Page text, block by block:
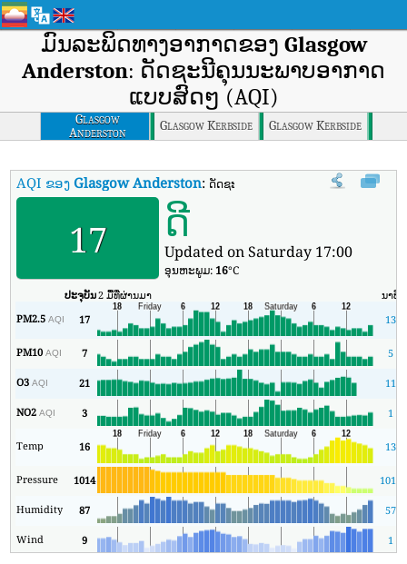
ມົນລະພິດທາງອາກາດຂອງ Glasgow
Anderston: ດັດຊະນີຄຸນນະພາບອາກາດ
ແບບສົດໆ (AQI)
Glasgow
Anderston
Glasgow Kerbside Glasgow Kerbside
AQI ຂອງGlasgow Anderston: ດັດຊະນີຄຸນນະພາບອາກາດຕາມເວລາຈິງຂອງ
17 ດີ
Updated on Saturday 17:00
ອຸນ​ຫະ​ພູມ: 16°C
ປະຈຸບັນ2 ມື້ທີ່ຜ່ານມາ ນາທີ
PM2.5AQI 17 13
PM10AQI 7 5
O3AQI 21 11
NO2AQI 3 1
Temp 16 13
Pressure 1014 1014
Humidity 87 57
Wind 9 1